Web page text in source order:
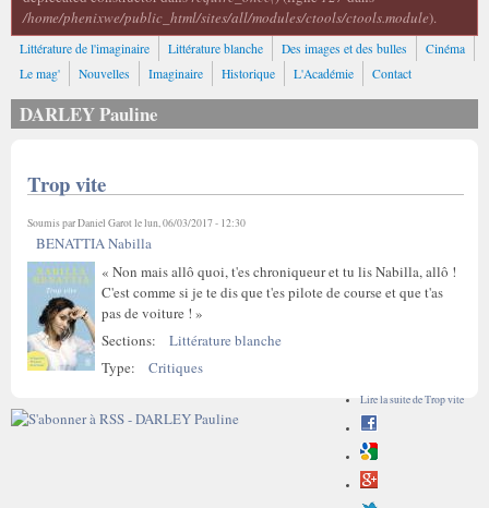
/home/phenixwe/public_html/sites/all/modules/ctools/ctools.module).
Littérature de l'imaginaire Littérature blanche Des images et des bulles
Cinéma
Le mag'
Nouvelles Imaginaire Historique L'Académie Contact
DARLEY Pauline
Trop vite
Soumis parDaniel Garotle lun, 06/03/2017 - 12:30
BENATTIA Nabilla
« Non mais allô quoi, t'es chroniqueur et tu lis Nabilla, allô !
C'est comme si je te dis que t'es pilote de course et que t'as
pas de voiture ! »
Sections:
Littérature blanche
Type:
Critiques
Lire la suitede Trop vite